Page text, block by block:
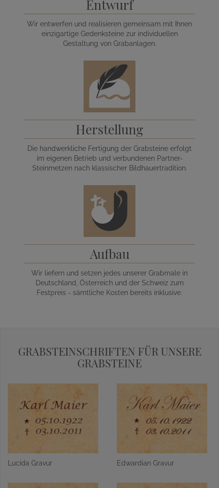
Entwurf
Wir entwerfen und realisieren gemeinsam mit Ihnen
einzigartige Gedenksteine zur individuellen
Gestaltung von Grabanlagen.
Herstellung
Die handwerkliche Fertigung der Grabsteine erfolgt
im eigenen Betrieb und verbundenen Partner-
Steinmetzen nach klassischer Bildhauertradition.
Aufbau
Wir liefern und setzen jedes unserer Grabmale in
Deutschland, Österreich und der Schweiz zum
Festpreis - sämtliche Kosten bereits inklusive.
GRABSTEINSCHRIFTEN FÜR UNSERE
GRABSTEINE
Lucida Gravur Edwardian Gravur